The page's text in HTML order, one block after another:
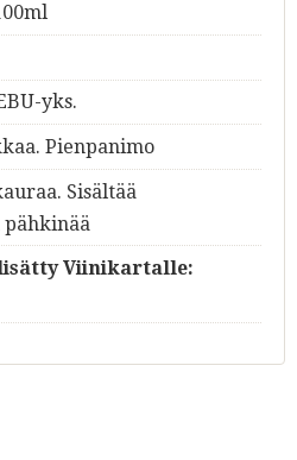
yks.
Pienpanimo
Sisältää
pähkinää
Viinikartalle: